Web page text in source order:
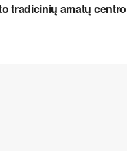
tradicinių amatų